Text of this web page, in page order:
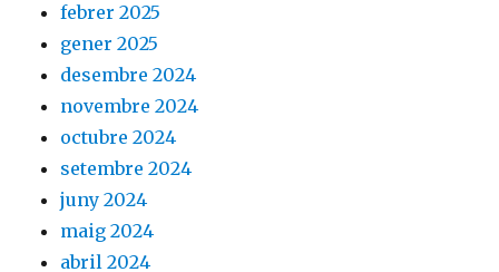
febrer 2025
gener 2025
desembre 2024
novembre 2024
octubre 2024
setembre 2024
juny 2024
maig 2024
abril 2024